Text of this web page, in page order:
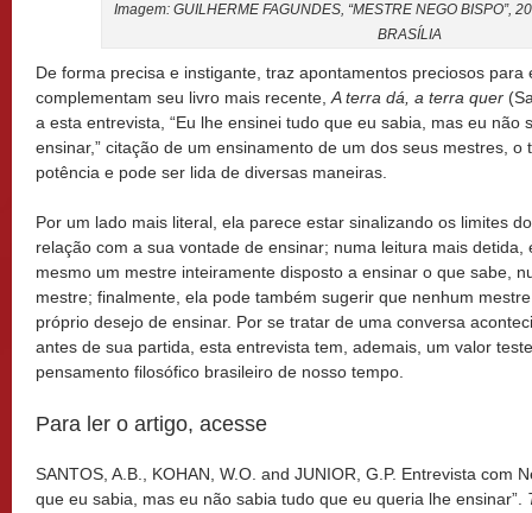
Imagem: GUILHERME FAGUNDES, “MESTRE NEGO BISPO”,
BRASÍLIA
De forma precisa e instigante, traz apontamentos preciosos para
complementam seu livro mais recente,A terra dá, a terra quer
a esta entrevista, “Eu lhe ensinei tudo que eu sabia, mas eu não
ensinar,” citação de um ensinamento de um dos seus mestres,
potência e pode ser lida de diversas maneiras.
Por um lado mais literal, ela parece estar sinalizando os limites
relação com a sua vontade de ensinar; numa leitura mais
mesmo um mestre inteiramente disposto a ensinar o que sabe,
mestre; finalmente, ela pode também sugerir que nenhum
próprio desejo de ensinar. Por se tratar de uma conversa
antes de sua partida, esta entrevista tem, ademais, um valor
pensamento filosófico brasileiro de nosso tempo.
Para ler o artigo, acesse
SANTOS, A.B., KOHAN, W.O. and JUNIOR, G.P. Entrevista com
que eu sabia, mas eu não sabia tudo que eu queria lhe ensinar”.